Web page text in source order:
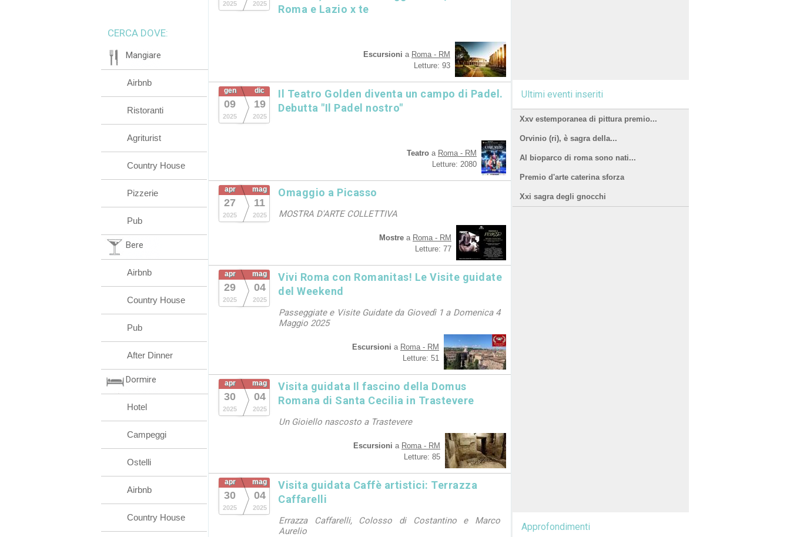
2025 2025
Roma e Lazio x te
Escursioni a Roma - RM
Letture: 93
gen
09
2025
dic
19
2025
Il Teatro Golden diventa un campo di Padel.
Debutta "Il Padel nostro"
Teatro a Roma - RM
Letture: 2080
apr
27
2025
mag
11
2025
Omaggio a Picasso
MOSTRA D'ARTE COLLETTIVA
Mostre a Roma - RM
Letture: 77
apr
29
2025
mag
04
2025
Vivi Roma con Romanitas! Le Visite guidate
del Weekend
Passeggiate e Visite Guidate da Giovedì 1 a Domenica 4
Maggio 2025
Escursioni a Roma - RM
Letture: 51
apr
30
2025
mag
04
2025
Visita guidata Il fascino della Domus
Romana di Santa Cecilia in Trastevere
Un Gioiello nascosto a Trastevere
Escursioni a Roma - RM
Letture: 85
apr
30
2025
mag
04
2025
Visita guidata Caffè artistici: Terrazza
Caffarelli
Errazza Caffarelli, Colosso di Costantino e Marco
Aurelio
CERCA DOVE:
Mangiare
Airbnb
Ristoranti
Agriturist
Country House
Pizzerie
Pub
Bere
Airbnb
Country House
Pub
After Dinner
Dormire
Hotel
Campeggi
Ostelli
Airbnb
Country House
Ultimi eventi inseriti
Xxv estemporanea di pittura premio...
Orvinio (ri), è sagra della...
Al bioparco di roma sono nati...
Premio d'arte caterina sforza
Xxi sagra degli gnocchi
Approfondimenti